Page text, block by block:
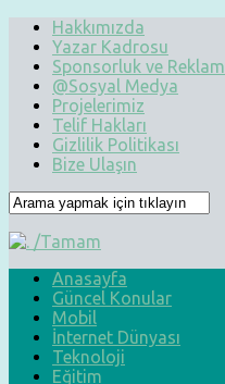
Hakkımızda
Yazar Kadrosu
Sponsorluk ve Reklam
@Sosyal Medya
Projelerimiz
Telif Hakları
Gizlilik Politikası
Bize Ulaşın
Anasayfa
Güncel Konular
Mobil
İnternet Dünyası
Teknoloji
Eğitim